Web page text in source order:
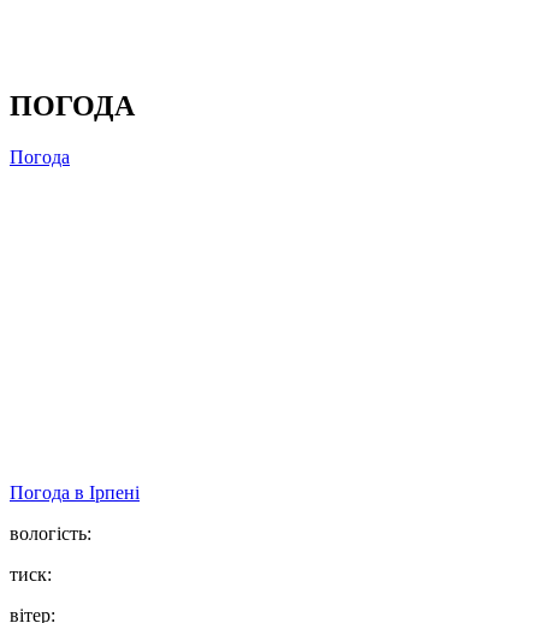
ПОГОДА
Погода
Погода в Ірпені
вологість:
тиск:
вітер: